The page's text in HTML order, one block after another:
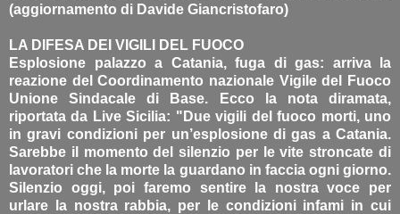
(aggiornamento di Davide Giancristofaro)
LA DIFESA DEI VIGILI DEL FUOCO
Esplosione palazzo a Catania, fuga di gas: arriva la
reazione del Coordinamento nazionale Vigile del Fuoco
Unione Sindacale di Base. Ecco la nota diramata,
riportata da Live Sicilia: "Due vigili del fuoco morti, uno
in gravi condizioni per un’esplosione di gas a Catania.
Sarebbe il momento del silenzio per le vite stroncate di
lavoratori che la morte la guardano in faccia ogni giorno.
Silenzio oggi, poi faremo sentire la nostra voce per
urlare la nostra rabbia, per le condizioni infami in cui